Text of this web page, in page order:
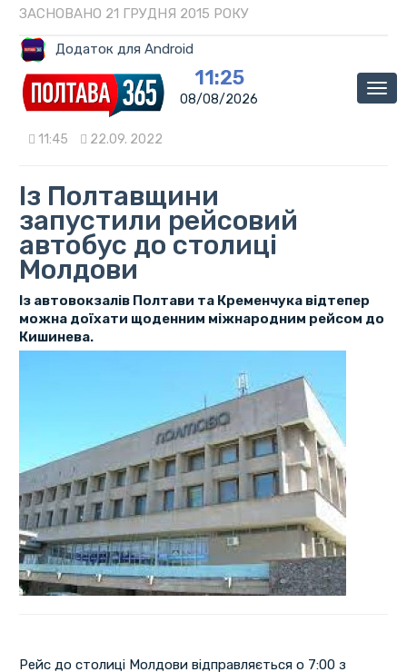
ЗАСНОВАНО 21 ГРУДНЯ 2015 РОКУ
Додаток для Android
11:25
08/08/2026
11:45 22.09. 2022
Із Полтавщини
запустили рейсовий
автобус до столиці
Молдови
Із автовокзалів Полтави та Кременчука відтепер
можна доїхати щоденним міжнародним рейсом до
Кишинева.
Рейс до столиці Молдови відправляється о 7:00 з